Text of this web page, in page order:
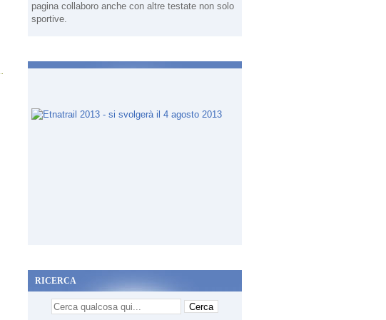
pagina collaboro anche con altre testate non solo
sportive.
RICERCA